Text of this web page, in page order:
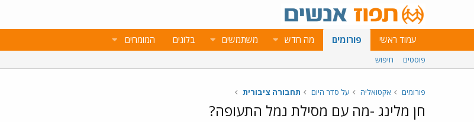
עמוד ראשי פורומים מה חדש משתמשים בלוגים המומחים
פוסטים חיפוש
פורומים אקטואליה על סדר היום תחבורה ציבורית
חן מלינג -מה עם מסילת נמל התעופה?